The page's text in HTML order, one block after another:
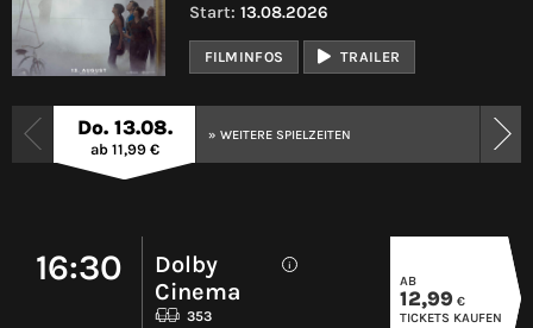
Start: 13.08.2026
FILMINFOS TRAILER
Do. 13.08.
ab 11,99 €
» WEITERE SPIELZEITEN
16:30
Dolby
Cinema
i
353
AB
12,99 €
TICKETS KAUFEN